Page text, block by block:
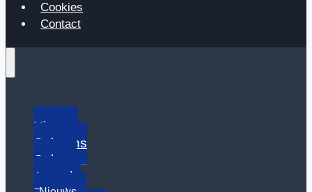
Cookies
Contact
Nieuws
Columns
Cultuur
Agenda